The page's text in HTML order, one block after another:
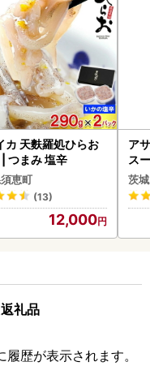
で焼き上げます。）
具で文様を描きま
度で焼き上げます。
ます。完成した作品
みます。）
蔵のお品をお届けで
送」情報をご覧くださ
入金確認後2～3週間
る場合もございます。
カ 天麩羅処ひらお
つまみ 塩辛
恵町
(13)
12,000
ア
ス
8本
茨
礼品
歴が表示されます。